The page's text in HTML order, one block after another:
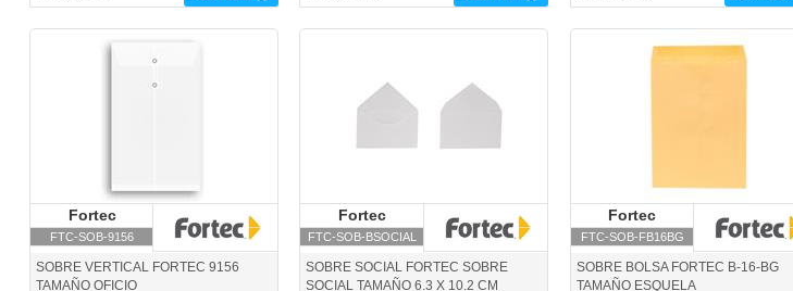
Fortec
FTC-SOB-9156
SOBRE VERTICAL FORTEC 9156
TAMAÑO OFICIO
Fortec
FTC-SOB-BSOCIAL
SOBRE SOCIAL FORTEC SOBRE
SOCIAL TAMAÑO 6.3 X 10.2 CM
Fortec
FTC-SOB-FB16BG
SOBRE BOLSA FORTEC B-16-BG
TAMAÑO ESQUELA